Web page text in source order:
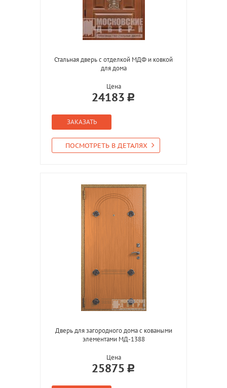
Стальная дверь с отделкой МДФ и ковкой
для дома
Цена
24183
ЗАКАЗАТЬ
ПОСМОТРЕТЬ В ДЕТАЛЯХ
Дверь для загородного дома с коваными
элементами МД-1388
Цена
25875